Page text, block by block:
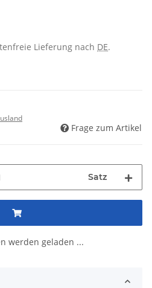
Lieferung nach DE.
Frage zum Artikel
Satz
werden geladen ...